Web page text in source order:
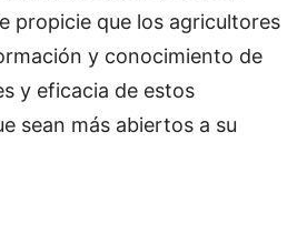
propicie que los agricultores
y conocimiento de
y eficacia de estos
sean más abiertos a su